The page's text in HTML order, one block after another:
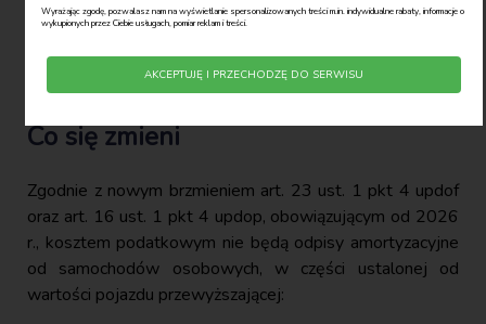
Wyrażając zgodę, pozwalasz nam na wyświetlanie spersonalizowanych treści m.in. indywidualne rabaty, informacje o
wykupionych przez Ciebie usługach, pomiar reklam i treści.
AKCEPTUJĘ I PRZECHODZĘ DO SERWISU
wartości auta.
Proporcję tę stosuje się wyłącznie do części kapitałowej
rat leasingowych.
Co się zmieni
Zgodnie z nowym brzmieniem art. 23 ust. 1 pkt 4 updof
oraz art. 16 ust. 1 pkt 4 updop, obowiązującym od 2026
r., kosztem podatkowym nie będą odpisy amortyzacyjne
od samochodów osobowych, w części ustalonej od
wartości pojazdu przewyższającej: